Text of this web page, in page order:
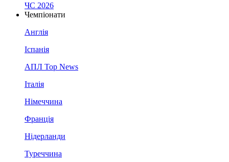
ЧС 2026
Чемпіонати
Англія
Іспанія
АПЛ Top News
Італія
Німеччина
Франція
Нідерланди
Туреччина